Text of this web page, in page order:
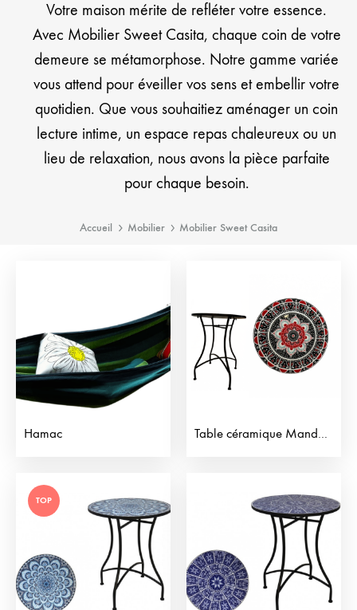
Votre maison mérite de refléter votre essence.
Avec Mobilier Sweet Casita, chaque coin de votre
demeure se métamorphose. Notre gamme variée
vous attend pour éveiller vos sens et embellir votre
quotidien. Que vous souhaitiez aménager un coin
lecture intime, un espace repas chaleureux ou un
lieu de relaxation, nous avons la pièce parfaite
pour chaque besoin.
Accueil Mobilier Mobilier Sweet Casita
Hamac
TO
Table céramique Mandala
TO
TOP